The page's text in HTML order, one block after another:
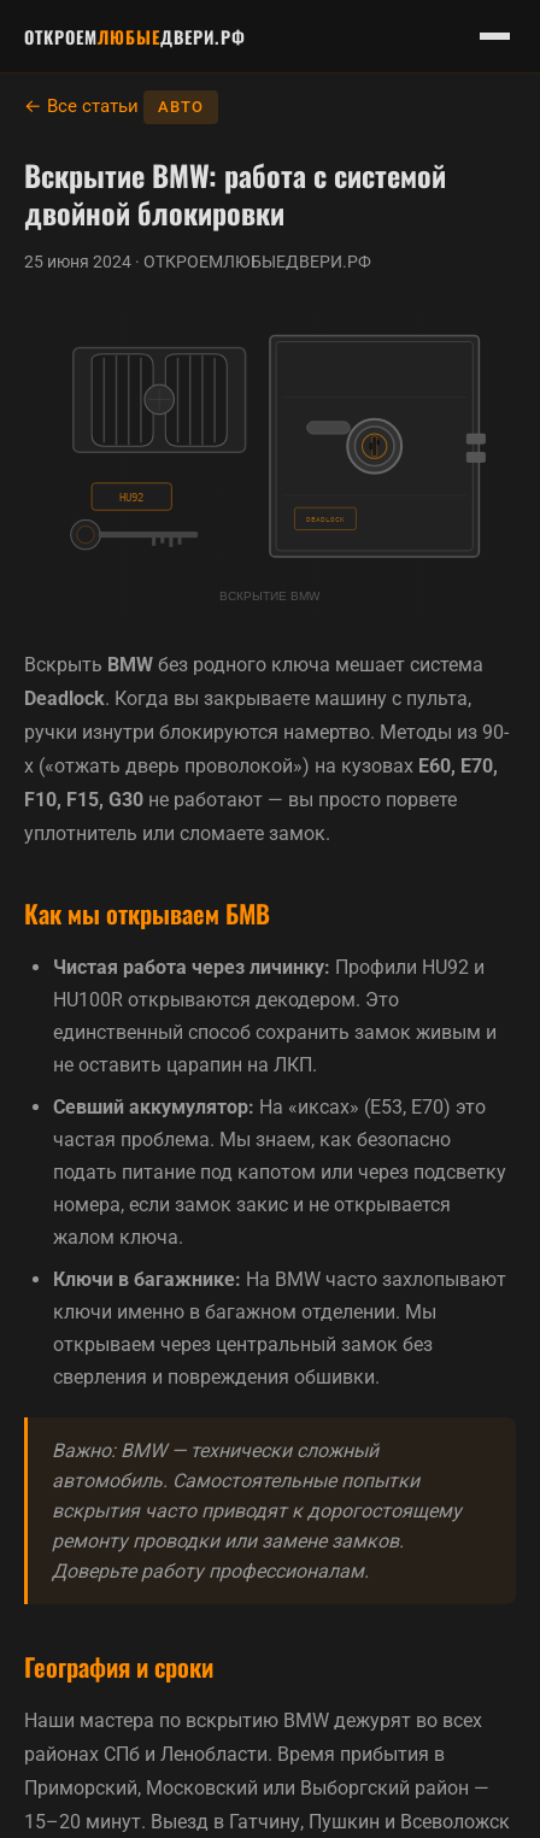
ОТКРОЕМЛЮБЫЕДВЕРИ.РФ
← Все статьи АВТО
Вскрытие BMW: работа с системой
двойной блокировки
25 июня 2024 · ОТКРОЕМЛЮБЫЕДВЕРИ.РФ
Вскрыть BMW без родного ключа мешает система
Deadlock. Когда вы закрываете машину с пульта,
ручки изнутри блокируются намертво. Методы из 90-
х («отжать дверь проволокой») на кузовах E60, E70,
F10, F15, G30 не работают — вы просто порвете
уплотнитель или сломаете замок.
Как мы открываем БМВ
Чистая работа через личинку: Профили HU92 и
HU100R открываются декодером. Это
единственный способ сохранить замок живым и
не оставить царапин на ЛКП.
Севший аккумулятор: На «иксах» (E53, E70) это
частая проблема. Мы знаем, как безопасно
подать питание под капотом или через подсветку
номера, если замок закис и не открывается
жалом ключа.
Ключи в багажнике: На BMW часто захлопывают
ключи именно в багажном отделении. Мы
открываем через центральный замок без
сверления и повреждения обшивки.
Важно: BMW — технически сложный
автомобиль. Самостоятельные попытки
вскрытия часто приводят к дорогостоящему
ремонту проводки или замене замков.
Доверьте работу профессионалам.
География и сроки
Наши мастера по вскрытию BMW дежурят во всех
районах СПб и Ленобласти. Время прибытия в
Приморский, Московский или Выборгский район —
15–20 минут. Выезд в Гатчину, Пушкин и Всеволожск